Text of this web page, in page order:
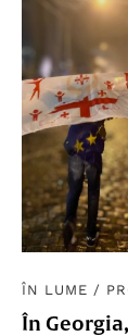
ÎN LUME /
În